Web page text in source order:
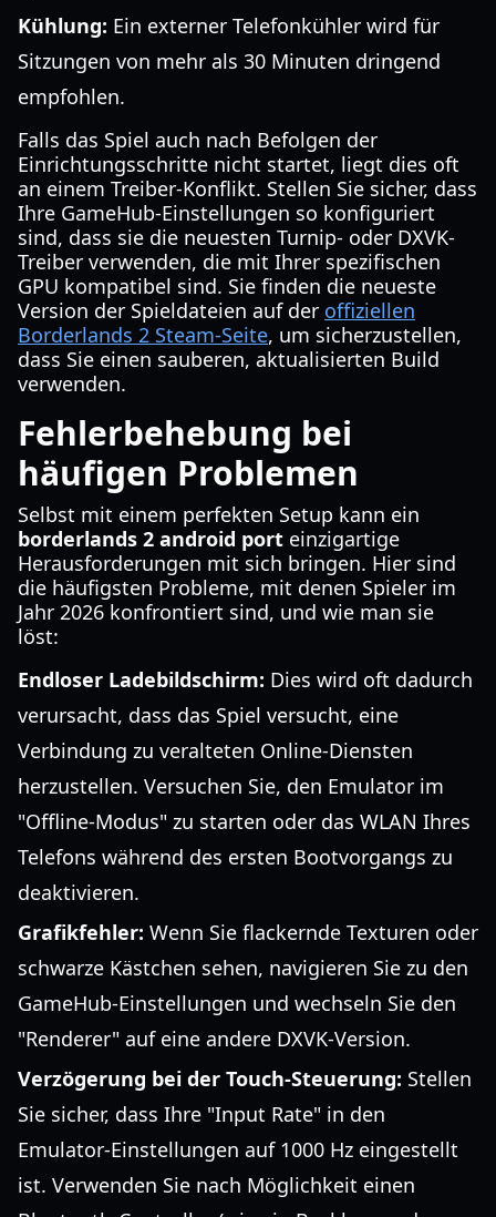
Kühlung: Ein externer Telefonkühler wird für
Sitzungen von mehr als 30 Minuten dringend
empfohlen.
Falls das Spiel auch nach Befolgen der
Einrichtungsschritte nicht startet, liegt dies oft
an einem Treiber-Konflikt. Stellen Sie sicher, dass
Ihre GameHub-Einstellungen so konfiguriert
sind, dass sie die neuesten Turnip- oder DXVK-
Treiber verwenden, die mit Ihrer spezifischen
GPU kompatibel sind. Sie finden die neueste
Version der Spieldateien auf der offiziellen
Borderlands 2 Steam-Seite, um sicherzustellen,
dass Sie einen sauberen, aktualisierten Build
verwenden.
Fehlerbehebung bei
häufigen Problemen
Selbst mit einem perfekten Setup kann ein
borderlands 2 android port einzigartige
Herausforderungen mit sich bringen. Hier sind
die häufigsten Probleme, mit denen Spieler im
Jahr 2026 konfrontiert sind, und wie man sie
löst:
Endloser Ladebildschirm: Dies wird oft dadurch
verursacht, dass das Spiel versucht, eine
Verbindung zu veralteten Online-Diensten
herzustellen. Versuchen Sie, den Emulator im
"Offline-Modus" zu starten oder das WLAN Ihres
Telefons während des ersten Bootvorgangs zu
deaktivieren.
Grafikfehler: Wenn Sie flackernde Texturen oder
schwarze Kästchen sehen, navigieren Sie zu den
GameHub-Einstellungen und wechseln Sie den
"Renderer" auf eine andere DXVK-Version.
Verzögerung bei der Touch-Steuerung: Stellen
Sie sicher, dass Ihre "Input Rate" in den
Emulator-Einstellungen auf 1000 Hz eingestellt
ist. Verwenden Sie nach Möglichkeit einen